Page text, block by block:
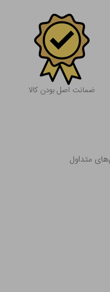
ضمانت اصل بودن کالا
متداول